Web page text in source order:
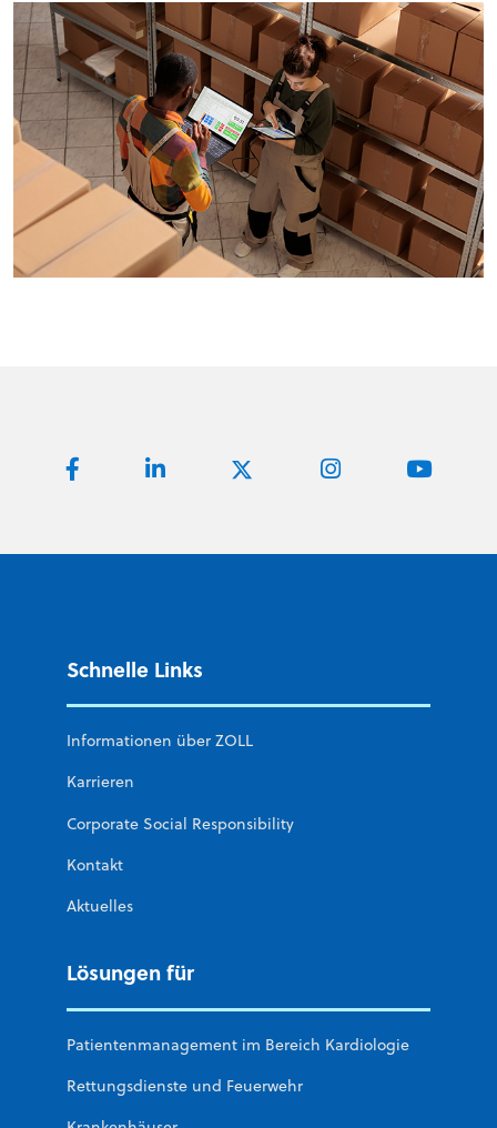
Schnelle Links
Informationen über ZOLL
Karrieren
Corporate Social Responsibility
Kontakt
Aktuelles
Lösungen für
Patientenmanagement im Bereich Kardiologie
Rettungsdienste und Feuerwehr